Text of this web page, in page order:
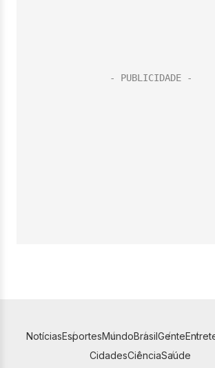
NotíciasEsportesMundoBrasilGente
CidadesCiênciaSaúde